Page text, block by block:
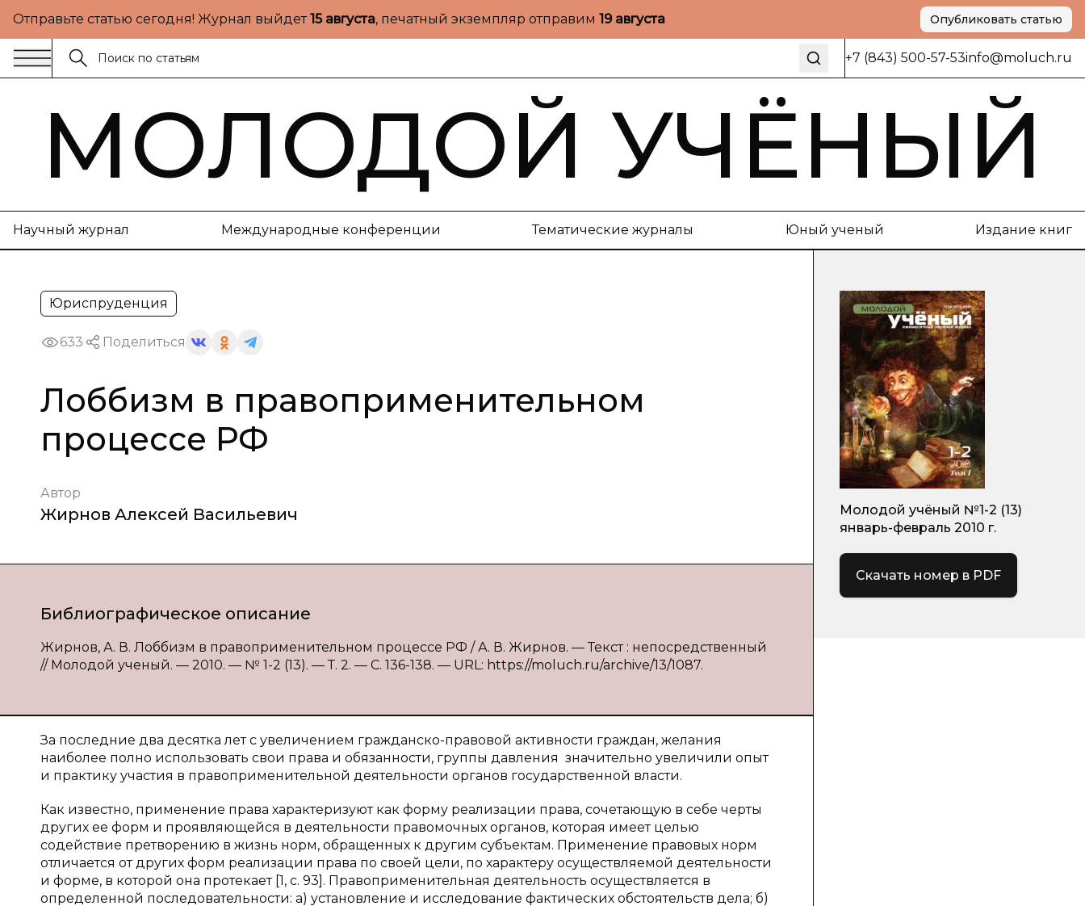
Отправьте статью сегодня! Журнал выйдет15 августа, печатный экземпляр отправим 19 августа Опубликовать статью
+7 (843) 500-57-53info@moluch.ru
МОЛОДОЙ УЧЁНЫЙ
Научный журнал Международные конференции Тематические журналы Юный ученый Издание книг
Юриспруденция
633 Поделиться
Лоббизм в правоприменительном
процессе РФ
Автор
Жирнов Алексей Васильевич
Библиографическое описание
Жирнов, А. В. Лоббизм в правоприменительном процессе РФ / А. В. Жирнов. — Текст : непосредственный
// Молодой ученый. — 2010. — № 1-2 (13). — Т. 2. — С. 136-138. — URL: https://moluch.ru/archive/13/1087.
За последние два десятка лет с увеличением гражданско-правовой активности граждан, желания
наиболее полно использовать свои права и обязанности, группы давления значительно увеличили опыт
и практику участия в правоприменительной деятельности органов государственной власти.
Как известно, применение права характеризуют как форму реализации права, сочетающую в себе черты
других ее форм и проявляющейся в деятельности правомочных органов, которая имеет целью
содействие претворению в жизнь норм, обращенных к другим субъектам. Применение правовых норм
отличается от других форм реализации права по своей цели, по характеру осуществляемой деятельности
и форме, в которой она протекает [1, с. 93]. Правоприменительная деятельность осуществляется в
определенной последовательности: а) установление и исследование фактических обстоятельств дела; б)
Молодой учёный №1-2 (13)
январь-февраль 2010 г.
Скачать номер в PDF